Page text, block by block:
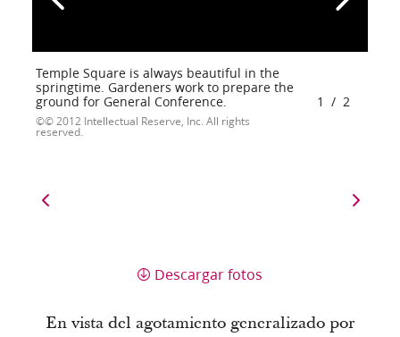
Temple Square is always beautiful in the
springtime. Gardeners work to prepare the
ground for General Conference.
© 2012 Intellectual Reserve, Inc. All rights
reserved.
1 / 2
Descargar fotos
En vista del agotamiento generalizado por